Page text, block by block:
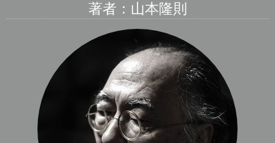
著者：山本隆則